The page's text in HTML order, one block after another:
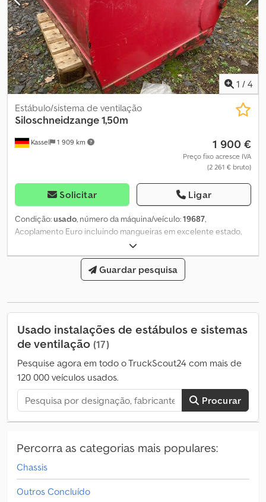
1 / 4
Kassel 1 909 km
Estábulo/sistema de ventilação
Siloschneidzange 1,50m
1 900 €
Preço fixo acresce IVA
(2 261 € bruto)
Solicitar Ligar
Condição:usado, número da máquina/veículo:19687,
Acoplamento Euro incluindo mangueiras em excelente estado,
pouco uso! Dcjdpfxorxuq To Ac Aek
Guardar pesquisa
Usado instalações de estábulos e sistemas
de ventilação (17)
Pesquise agora em todo o TruckScout24 com mais de
120 000 veículos usados.
Procurar
Percorra as categorias mais populares:
Chassis
Outros Concluído